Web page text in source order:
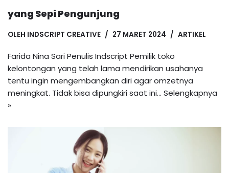
yang Sepi Pengunjung
OLEH INDSCRIPT CREATIVE 27 MARET 2024 ARTIKEL
Farida Nina Sari Penulis Indscript Pemilik toko
kelontongan yang telah lama mendirikan usahanya
tentu ingin mengembangkan diri agar omzetnya
meningkat. Tidak bisa dipungkiri saat ini… Selengkapnya
»